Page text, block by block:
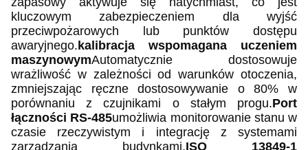
kluczowym zabezpieczeniem dla wyjść
przeciwpożarowych lub punktów dostępu
awaryjnego. kalibracja wspomagana uczeniem
maszynowymAutomatycznie dostosowuje
wrażliwość w zależności od warunków otoczenia,
zmniejszając ręczne dostosowywanie o 80% w
porównaniu z czujnikami o stałym progu.Port
łączności RS-485umożliwia monitorowanie stanu w
czasie rzeczywistym i integrację z systemami
zarządzania budynkami.ISO 13849-1